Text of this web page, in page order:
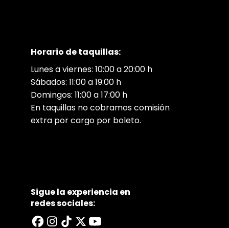
Horario de taquillas:
Lunes a viernes: 10:00 a 20:00 h
Sábados: 11:00 a 19:00 h
Domingos: 11:00 a 17:00 h
En taquillas no cobramos comisión
extra por cargo por boleto.
Sigue la experiencia en
redes sociales: